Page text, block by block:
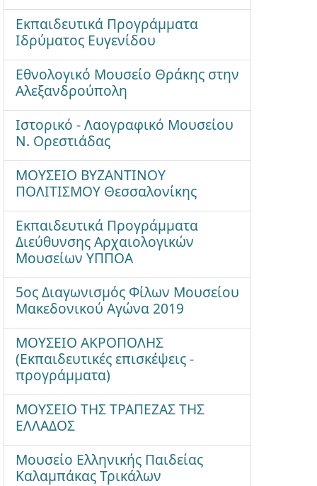
Εκπαιδευτικά Προγράμματα
Ιδρύματος Ευγενίδου
Εθνολογικό Μουσείο Θράκης στην
Αλεξανδρούπολη
Ιστορικό - Λαογραφικό Μουσείου
Ν. Ορεστιάδας
ΜΟΥΣΕΙΟ ΒΥΖΑΝΤΙΝΟΥ
ΠΟΛΙΤΙΣΜΟΥ Θεσσαλονίκης
Εκπαιδευτικά Προγράμματα
Διεύθυνσης Αρχαιολογικών
Μουσείων ΥΠΠΟΑ
5ος Διαγωνισμός Φίλων Μουσείου
Μακεδονικού Αγώνα 2019
ΜΟΥΣΕΙΟ ΑΚΡΟΠΟΛΗΣ
(Εκπαιδευτικές επισκέψεις -
προγράμματα)
ΜΟΥΣΕΙΟ ΤΗΣ ΤΡΑΠΕΖΑΣ ΤΗΣ
ΕΛΛΑΔΟΣ
Μουσείο Ελληνικής Παιδείας
Καλαμπάκας Τρικάλων